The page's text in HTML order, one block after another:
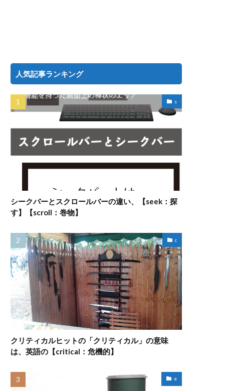
人気記事ランキング
s
シークバーとスクロールバーの違い、【seek：探
す】【scroll：巻物】
c
クリティカルヒットの「クリティカル」の意味
は、英語の【critical：危機的】
e